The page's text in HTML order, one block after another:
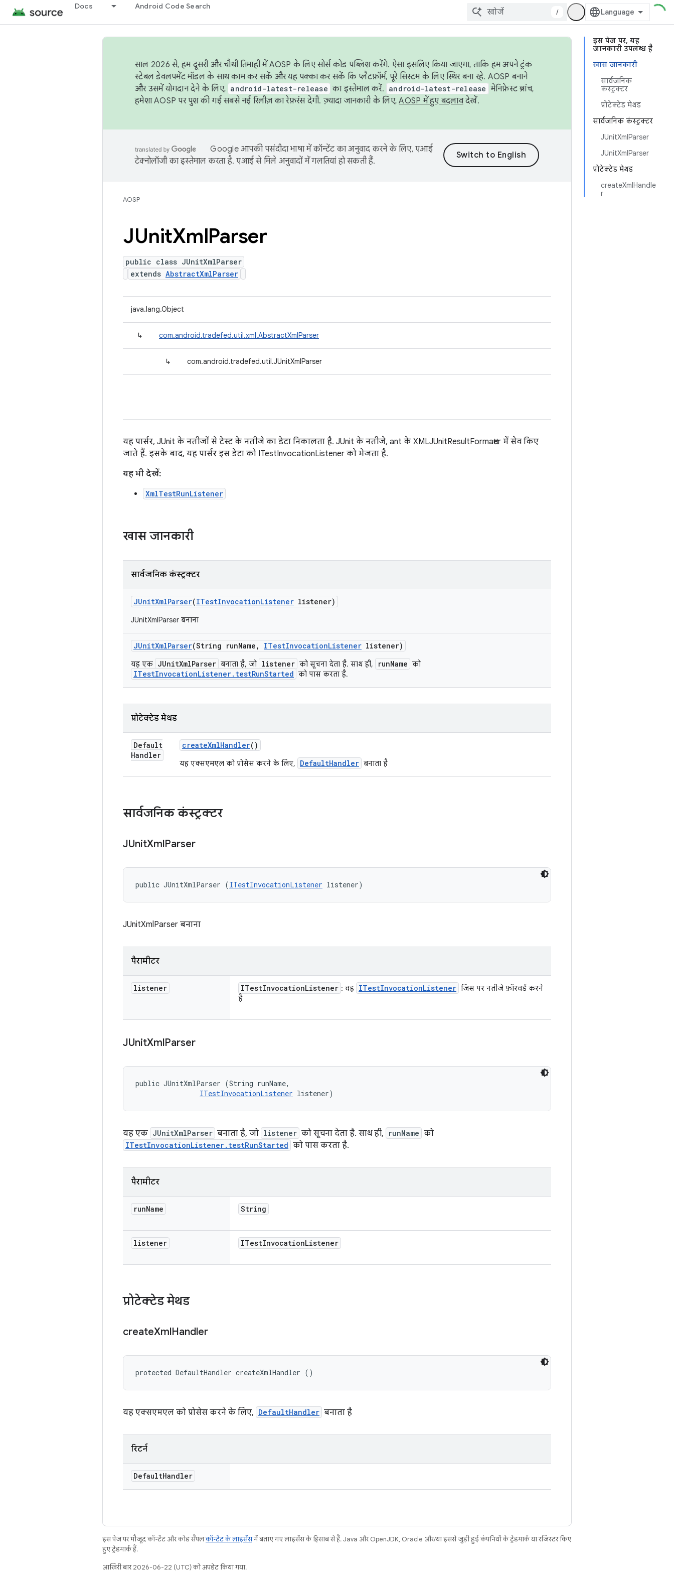
Docs Android Code Search
/
इस पेज पर, यह
जानकारी उपलब्ध है
खास जानकारी
सार्वजनिक
कंस्ट्रक्टर
प्रोटेक्टेड मेथड
सार्वजनिक कंस्ट्रक्टर
JUnitXmlParser
JUnitXmlParser
प्रोटेक्टेड मेथड
createXmlHandle
r
साल 2026 से, हम दूसरी और चौथी तिमाही में AOSP के लिए सोर्स कोड पब्लिश करेंगे. ऐसा इसलिए किया जाएगा, ताकि हम अपने ट्रंक
स्टेबल डेवलपमेंट मॉडल के साथ काम कर सकें और यह पक्का कर सकें कि प्लैटफ़ॉर्म, पूरे सिस्टम के लिए स्थिर बना रहे. AOSP बनाने
और उसमें योगदान देने के लिए, android-latest-release का इस्तेमाल करें. android-latest-release मेनिफ़ेस्ट ब्रांच,
हमेशा AOSP पर पुश की गई सबसे नई रिलीज़ का रेफ़रंस देगी. ज़्यादा जानकारी के लिए,AOSP में हुए बदलावदेखें.
Google आपकी पसंदीदा भाषा में कॉन्टेंट का अनुवाद करने के लिए, एआई
टेक्नोलॉजी का इस्तेमाल करता है. एआई से मिले अनुवादों में गलतियां हो सकती हैं.
AOSP
JUnitXmlParser
public class JUnitXmlParser
extends AbstractXmlParser
java.lang.Object
↳ com.android.tradefed.util.xml.AbstractXmlParser
↳ com.android.tradefed.util.JUnitXmlParser
यह पार्सर, JUnit के नतीजों से टेस्ट के नतीजे का डेटा निकालता है. JUnit के नतीजे, ant के XMLJUnitResultFormatter में सेव किए
जाते हैं. इसके बाद, यह पार्सर इस डेटा को ITestInvocationListener को भेजता है.
यह भी देखें:
XmlTestRunListener
खास जानकारी
सार्वजनिक कंस्ट्रक्टर
JUnitXmlParser(ITestInvocationListener listener)
JUnitXmlParser बनाना
JUnitXmlParser(String runName , ITestInvocationListener listener)
यह एक JUnitXmlParser बनाता है, जो listener को सूचना देता है. साथ ही, runName को
ITestInvocationListener.testRunStarted को पास करता है.
प्रोटेक्टेड मेथड
Default
Handler
createXmlHandler()
यह एक्सएमएल को प्रोसेस करने के लिए, DefaultHandler बनाता है
सार्वजनिक कंस्ट्रक्टर
JUnitXmlParser
public JUnitXmlParser (ITestInvocationListener listener)
JUnitXmlParser बनाना
पैरामीटर
listener ITestInvocationListener : वह ITestInvocationListener जिस पर नतीजे फ़ॉरवर्ड करने
हैं
JUnitXmlParser
public JUnitXmlParser (String runName,
ITestInvocationListener listener)
यह एक JUnitXmlParser बनाता है, जो listener को सूचना देता है. साथ ही, runName को
ITestInvocationListener.testRunStarted को पास करता है.
पैरामीटर
runName String
listener ITestInvocationListener
प्रोटेक्टेड मेथड
createXmlHandler
protected DefaultHandler createXmlHandler ()
यह एक्सएमएल को प्रोसेस करने के लिए, DefaultHandler बनाता है
रिटर्न
DefaultHandler
इस पेज पर मौजूद कॉन्टेंट और कोड सैंपलकॉन्टेंट के लाइसेंसमें बताए गए लाइसेंस के हिसाब से हैं. Java और OpenJDK, Oracle और/या इससे जुड़ी हुई कंपनियों के ट्रेडमार्क या रजिस्टर किए
हुए ट्रेडमार्क हैं.
आखिरी बार 2026-06-22 (UTC) को अपडेट किया गया.